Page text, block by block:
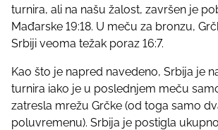
turnira, ali na našu žalost, završen je
Mađarske 19:18. U meču za bronzu,
Srbiji veoma težak poraz 16:7.
Kao što je napred navedeno, Srbija je
turnira iako je u poslednjem meču
zatresla mrežu Grčke (od toga samo
poluvremenu). Srbija je postigla ukupno